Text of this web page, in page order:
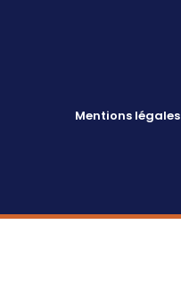
Mentions légales